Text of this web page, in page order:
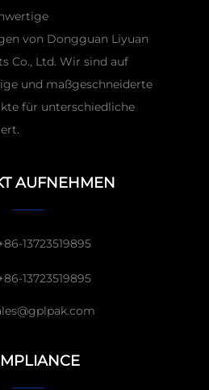
Erhalten Sie ein Angebot
von Dongguan Liyuan
Co., Ltd. Wir sind auf
und maßgeschneiderte
für unterschiedliche
AUFNEHMEN
13723519895
13723519895